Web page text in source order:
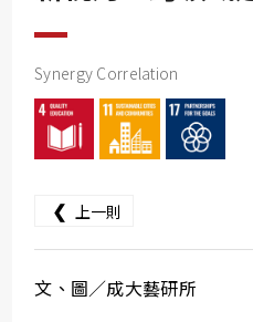
Synergy Correlation
❮ 上一則
文、圖／成大藝研所